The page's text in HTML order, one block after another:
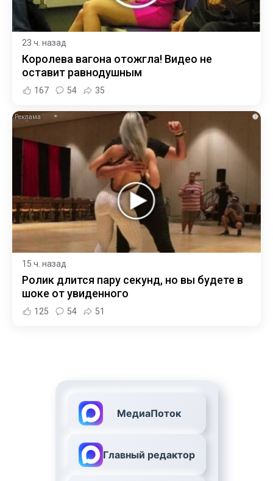
23 ч. назад
Королева вагона отожгла! Видео не
оставит равнодушным
167 54 35
i
15 ч. назад
Ролик длится пару секунд, но вы будете в
шоке от увиденного
125 54 51
МедиаПоток
Главный редактор